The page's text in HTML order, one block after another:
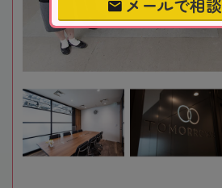
メールで相